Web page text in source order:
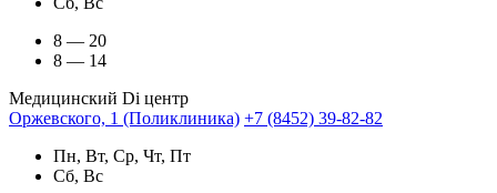
8 — 20
8 — 14
Медицинский Di центр
Оржевского, 1 (Поликлиника) +7 (8452) 39-82-82
Пн, Вт, Ср, Чт, Пт
Сб, Вс